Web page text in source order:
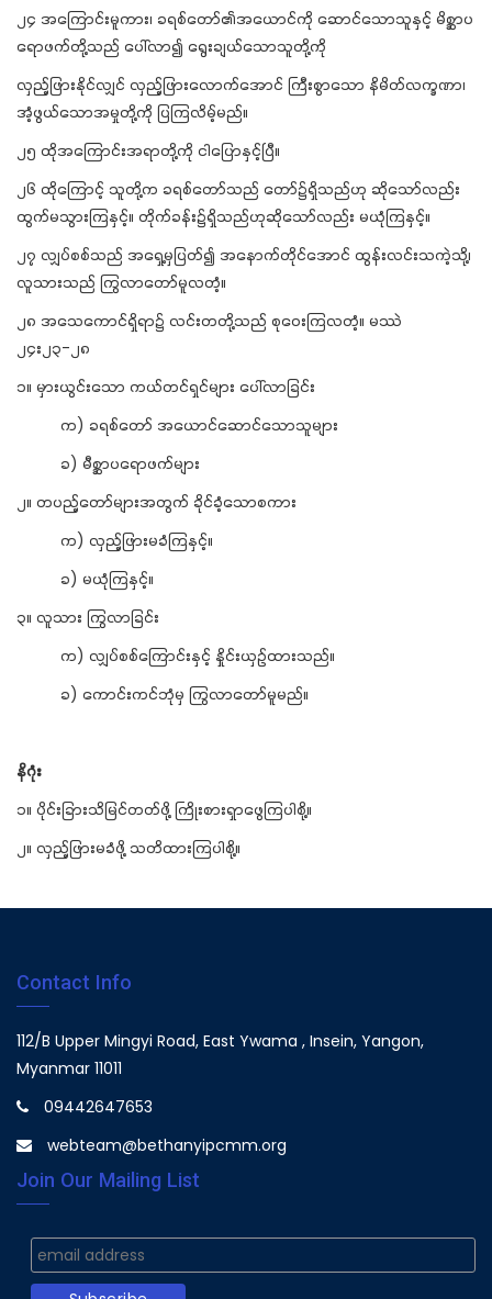
၂၄ အကြောင်းမူကား၊ ခရစ်တော်၏အယောင်ကို ဆောင်သောသူနှင့် မိစ္ဆာပ
ရောဖက်တို့သည် ပေါ်လာ၍ ရွေးချယ်သောသူတို့ကို
လှည့်ဖြားနိုင်လျှင် လှည့်ဖြားလောက်အောင် ကြီးစွာသော နိမိတ်လက္ခဏာ၊
အံ့ဖွယ်သောအမှုတို့ကို ပြကြလိမ့်မည်။
၂၅ ထိုအကြောင်းအရာတို့ကို ငါပြောနှင့်ပြီ။
၂၆ ထိုကြောင့် သူတို့က ခရစ်တော်သည် တော်၌ရှိသည်ဟု ဆိုသော်လည်း
ထွက်မသွားကြနှင့်။ တိုက်ခန်း၌ရှိသည်ဟုဆိုသော်လည်း မယုံကြနှင့်။
၂၇ လျှပ်စစ်သည် အရှေ့မှပြတ်၍ အနောက်တိုင်အောင် ထွန်းလင်းသကဲ့သို့၊
လူသားသည် ကြွလာတော်မူလတံ့။
၂၈ အသေကောင်ရှိရာ၌ လင်းတတို့သည် စုဝေးကြလတံ့။ မဿဲ
၂၄း၂၃-၂၈
၁။ မှားယွင်းသော ကယ်တင်ရှင်များ ပေါ်လာခြင်း
က) ခရစ်တော် အယောင်ဆောင်သောသူများ
ခ) မီစ္ဆာပရောဖက်များ
၂။ တပည့်တော်များအတွက် ခိုင်ခံ့သောစကား
က) လှည့်ဖြားမခံကြနှင့်။
ခ) မယုံကြနှင့်။
၃။ လူသား ကြွလာခြင်း
က) လျှပ်စစ်ကြောင်းနှင့် နှိုင်းယှဉ်ထားသည်။
ခ) ကောင်းကင်ဘုံမှ ကြွလာတော်မူမည်။
နိဂုံး
၁။ ပိုင်းခြားသိမြင်တတ်ဖို့ ကြိုးစားရှာဖွေကြပါစို့။
၂။ လှည့်ဖြားမခံဖို့ သတိထားကြပါစို့။
Contact Info
112/B Upper Mingyi Road, East Ywama , Insein, Yangon,
Myanmar 11011
09442647653
webteam@bethanyipcmm.org
Join Our Mailing List